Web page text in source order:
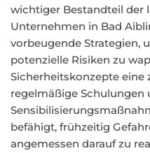
wichtiger Bestandteil der
Unternehmen in Bad
vorbeugende Strategien,
potenzielle Risiken zu
Sicherheitskonzepte eine
regelmäßige Schulungen
befähigt, frühzeitig
angemessen darauf zu